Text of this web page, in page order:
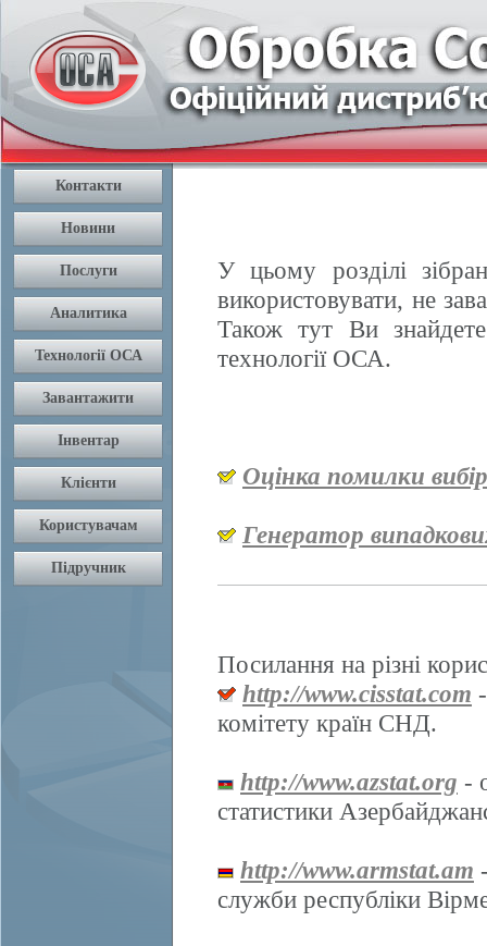
У цьому розділі
використовувати, не
Також тут Ви
технології ОСА.
Оцінка помилки
Генератор
Посилання на різні
http://www.cisstat.com
комітету країн СНД.
http://www.azstat.org -
статистики
http://www.armstat.am
служби республіки